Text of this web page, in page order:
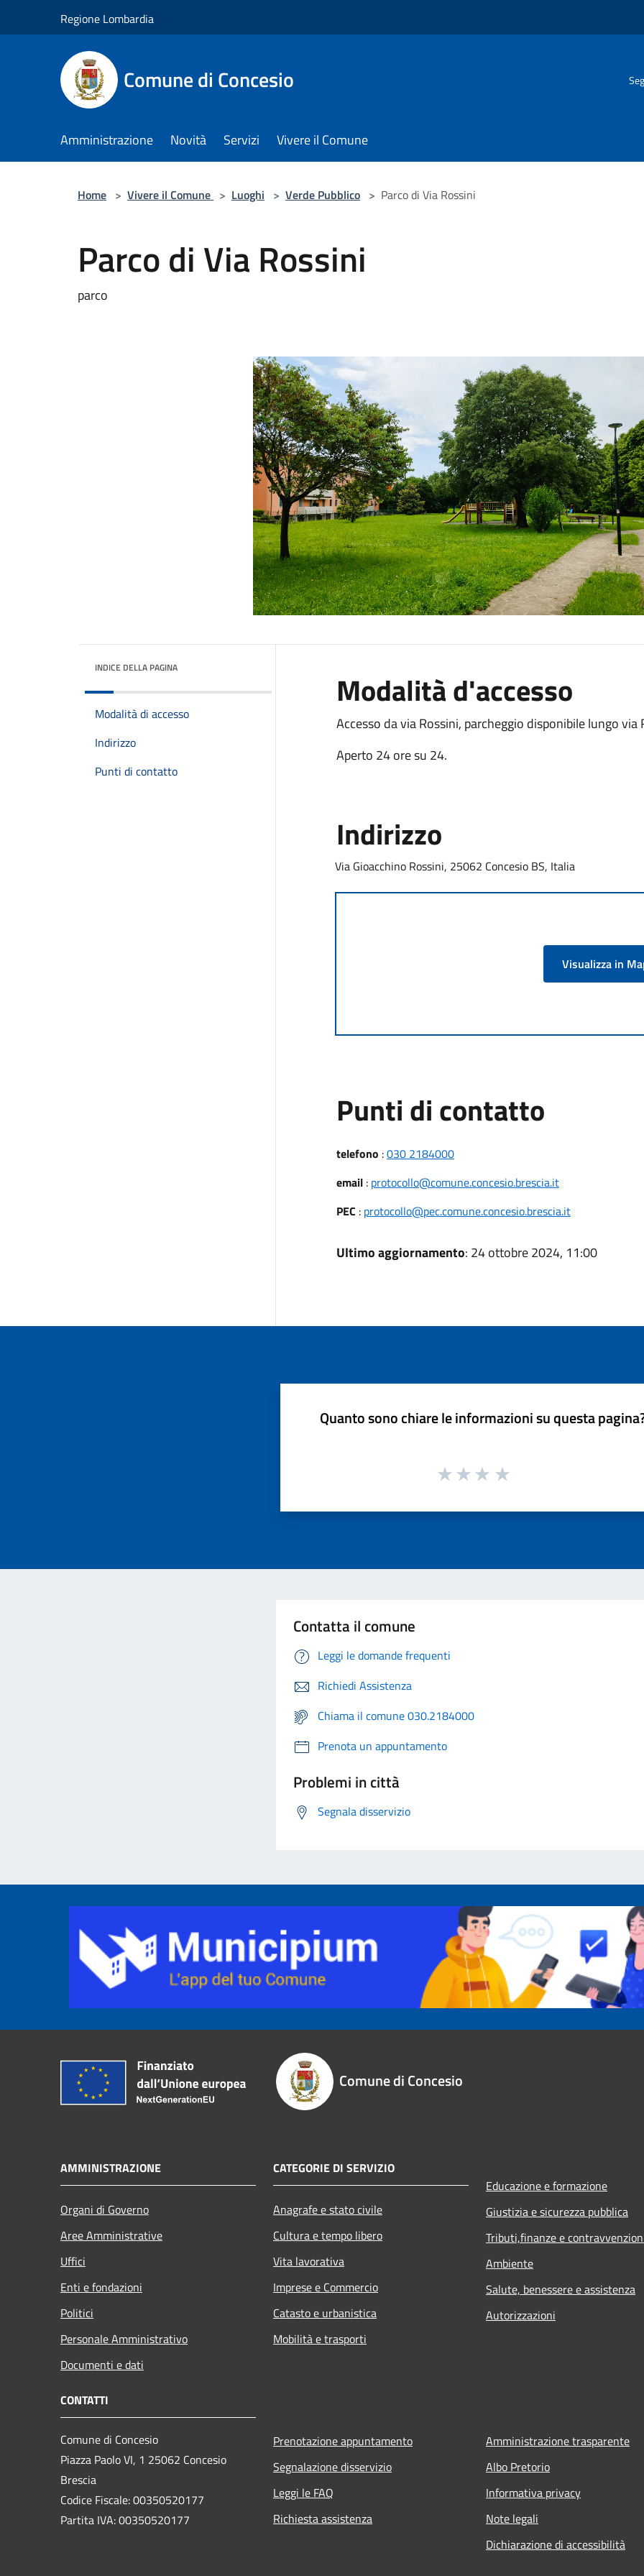
Regione Lombardia
Comune di Concesio
Amministrazione Novità Servizi Vivere il Comune
Home > Vivere il Comune > Luoghi > Verde Pubblico > Parco di Via Rossini
Parco di Via Rossini
parco
INDICE DELLA PAGINA
Modalità di accesso
Indirizzo
Punti di contatto
Modalità d'accesso
Accesso da via Rossini, parcheggio disponibile lungo via
Aperto 24 ore su 24.
Indirizzo
Via Gioacchino Rossini, 25062 Concesio BS, Italia
Visualizza in
Punti di contatto
telefono :030 2184000
email: protocollo@comune.concesio.brescia.it
PEC : protocollo@pec.comune.concesio.brescia.it
Ultimo aggiornamento: 24 ottobre 2024, 11:00
Quanto sono chiare le informazioni su questa
Contatta il comune
Leggi le domande frequenti
Richiedi Assistenza
Chiama il comune 030.2184000
Prenota un appuntamento
Problemi in città
Segnala disservizio
Comune di Concesio
AMMINISTRAZIONE
Organi di Governo
Aree Amministrative
Uffici
Enti e fondazioni
Politici
Personale Amministrativo
Documenti e dati
CATEGORIE DI SERVIZIO
Anagrafe e stato civile
Cultura e tempo libero
Vita lavorativa
Imprese e Commercio
Catasto e urbanistica
Mobilità e trasporti
Educazione e formazione
Giustizia e sicurezza pubblica
Tributi,finanze e
Ambiente
Salute, benessere e assistenza
Autorizzazioni
CONTATTI
Comune di Concesio
Piazza Paolo VI, 1 25062 Concesio
Brescia
Codice Fiscale: 00350520177
Partita IVA: 00350520177
Prenotazione appuntamento
Segnalazione disservizio
Leggi le FAQ
Richiesta assistenza
Amministrazione trasparente
Albo Pretorio
Informativa privacy
Note legali
Dichiarazione di accessibilità